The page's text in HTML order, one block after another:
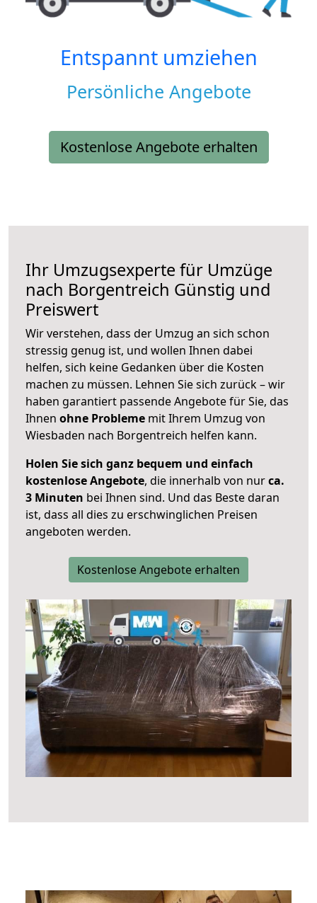
Entspannt umziehen
Persönliche Angebote
Kostenlose Angebote erhalten
Ihr Umzugsexperte für Umzüge
nach Borgentreich Günstig und
Preiswert
Wir verstehen, dass der Umzug an sich schon
stressig genug ist, und wollen Ihnen dabei
helfen, sich keine Gedanken über die Kosten
machen zu müssen. Lehnen Sie sich zurück – wir
haben garantiert passende Angebote für Sie, das
Ihnen ohne Probleme mit Ihrem Umzug von
Wiesbaden nach Borgentreich helfen kann.
Holen Sie sich ganz bequem und einfach
kostenlose Angebote, die innerhalb von nurca.
3 Minuten bei Ihnen sind. Und das Beste daran
ist, dass all dies zu erschwinglichen Preisen
angeboten werden.
Kostenlose Angebote erhalten